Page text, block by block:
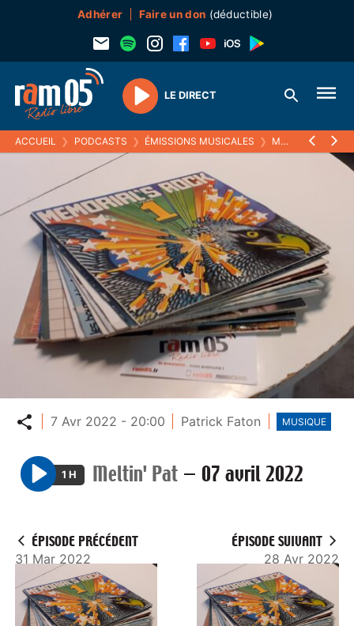
Adhérer Faire un don (déductible)
Play
LE DIRECT
ACCUEIL ❯ PODCASTS ❯ ÉMISSIONS MUSICALES ❯ MELTIN' PAT ❯
Partager
7 Avr 2022 - 20:00 Patrick Faton MUSIQUE
P
y
1 H Meltin' Pat — 07 avril 2022
ÉPISODE PRÉCÉDENT
31 Mar 2022
ÉPISODE SUIVANT
28 Avr 2022